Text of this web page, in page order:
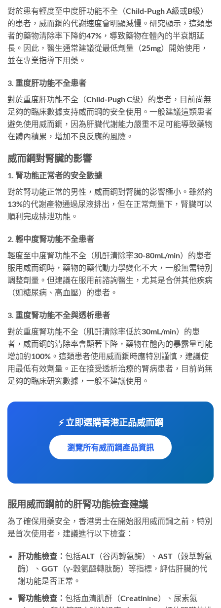
對於患有輕度至中度肝功能不全（Child-Pugh A級或B級）
的患者，威而鋼的代謝速度會明顯減慢。研究顯示，這類患
者的藥物清除率下降約47%，導致藥物在體內的半衰期延
長。因此，醫生通常建議從最低劑量（25mg）開始使用，
並在專業指導下用藥。
3. 重度肝功能不全患者
對於重度肝功能不全（Child-Pugh C級）的患者，目前尚無
足夠的臨床數據支持威而鋼的安全使用。一般建議這類患者
避免使用威而鋼，因為肝臟代謝能力嚴重不足可能導致藥物
在體內積累，增加不良反應的風險。
威而鋼對腎臟的影響
1. 腎功能正常者的安全數據
對於腎功能正常的男性，威而鋼對腎臟的影響極小。雖然約
13%的代謝產物通過尿液排出，但在正常劑量下，腎臟可以
順利完成排泄功能。
2. 輕中度腎功能不全患者
輕度至中度腎功能不全（肌酐清除率30-80mL/min）的患者
服用威而鋼時，藥物的藥代動力學變化不大，一般無需特別
調整劑量。但建議在服用前諮詢醫生，尤其是合併其他疾病
（如糖尿病、高血壓）的患者。
3. 重度腎功能不全與透析患者
對於重度腎功能不全（肌酐清除率低於30mL/min）的患
者，威而鋼的清除率會顯著下降，藥物在體內的暴露量可能
增加約100%。這類患者使用威而鋼時應特別謹慎，建議使
用最低有效劑量。正在接受透析治療的腎病患者，目前尚無
足夠的臨床研究數據，一般不建議使用。
⚡ 立即選購香港正品威而鋼
瀏覽所有威而鋼產品資訊
服用威而鋼前的肝腎功能檢查建議
為了確保用藥安全，香港男士在開始服用威而鋼之前，特別
是首次使用者，建議進行以下檢查：
肝功能檢查： 包括ALT（谷丙轉氨酶）、AST（穀草轉氨
酶）、GGT（γ-穀氨醯轉肽酶）等指標，評估肝臟的代
謝功能是否正常。
腎功能檢查： 包括血清肌酐（Creatinine）、尿素氮